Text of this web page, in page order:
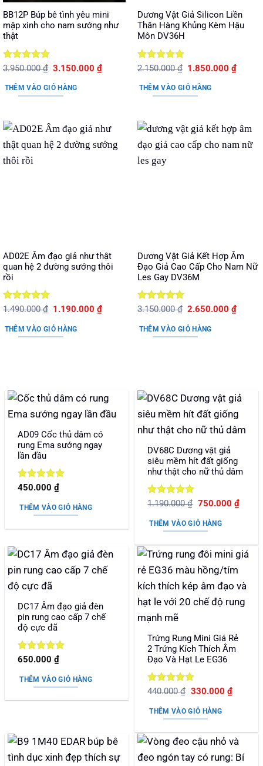
BB12P Búp bê tình yêu mini
mập xinh cho nam sướng như
thật
Được xếp
sao
3.950.000₫ Giá
là:
3.950.000 ₫.
3.150.000₫Giá
THÊM VÀO GIỎ HÀNG
Dương Vật Giả Silicon Liền
Thân Hàng Khủng Kèm Hậu
Môn DV36H
Được xếp
sao
2.150.000₫ Giá
là:
2.150.000 ₫.
1.850.000₫Giá
THÊM VÀO GIỎ HÀNG
AD02E Âm đạo giả như thật
quan hệ 2 đường sướng thôi
rồi
Được xếp
sao
1.490.000₫ Giá
là:
1.490.000 ₫.
1.190.000₫Giá
THÊM VÀO GIỎ HÀNG
Dương Vật Giả Kết Hợp Âm
Đạo Giả Cao Cấp Cho Nam Nữ
Les Gay DV36M
Được xếp
sao
3.150.000₫ Giá
là:
3.150.000 ₫.
2.650.000₫Giá
THÊM VÀO GIỎ HÀNG
AD09 Cốc thủ dâm có
rung Ema sướng ngay
lần đầu
Được xếp
sao
450.000₫
THÊM VÀO GIỎ HÀNG
DV68C Dương vật giả
siêu mềm hít đất giống
như thật cho nữ thủ dâm
Được xếp
sao
1.190.000₫ Giá
là:
1.190.000 ₫.
750.000 ₫Giá
THÊM VÀO GIỎ HÀNG
DC17 Âm đạo giả đèn
pin rung cao cấp 7 chế
độ cực đã
Được xếp
sao
650.000₫
THÊM VÀO GIỎ HÀNG
Trứng Rung Mini Giá Rẻ
2 Trứng Kích Thích Âm
Đạo Và Hạt Le EG36
Được xếp
sao
440.000₫ Giá
là:
440.000 ₫.
330.000 ₫Giá
hiện
THÊM VÀO GIỎ HÀNG